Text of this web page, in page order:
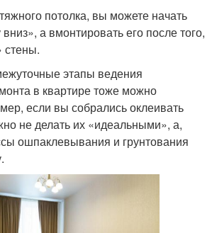
потолка, вы можете начать
а вмонтировать его после того,
стены.
этапы ведения
в квартире тоже можно
если вы собрались оклеивать
не делать их «идеальными», а,
ошпаклевывания и грунтования